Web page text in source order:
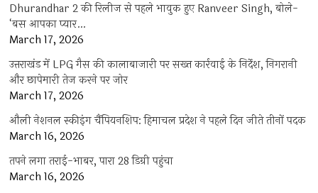
Dhurandhar 2 की रिलीज से पहले भावुक हुए Ranveer Singh, बोले-
‘बस आपका प्यार…
March 17, 2026
उत्तराखंड में LPG गैस की कालाबाजारी पर सख्त कार्रवाई के निर्देश, निगरानी
और छापेमारी तेज करने पर जोर
March 17, 2026
औली नेशनल स्कीइंग चैंपियनशिप: हिमाचल प्रदेश ने पहले दिन जीते तीनों पदक
March 16, 2026
तपने लगा तराई-भाबर, पारा 28 डिग्री पहुंचा
March 16, 2026